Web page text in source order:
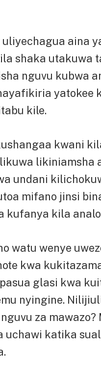
uliyechagua aina
shaka utakuwa
nguvu kubwa
yatokee
kile.
kwani
likiniamsha
undani
mifano jinsi
kufanya kila
watu wenye
kwa
glasi kwa
nyingine.
za
uchawi katika